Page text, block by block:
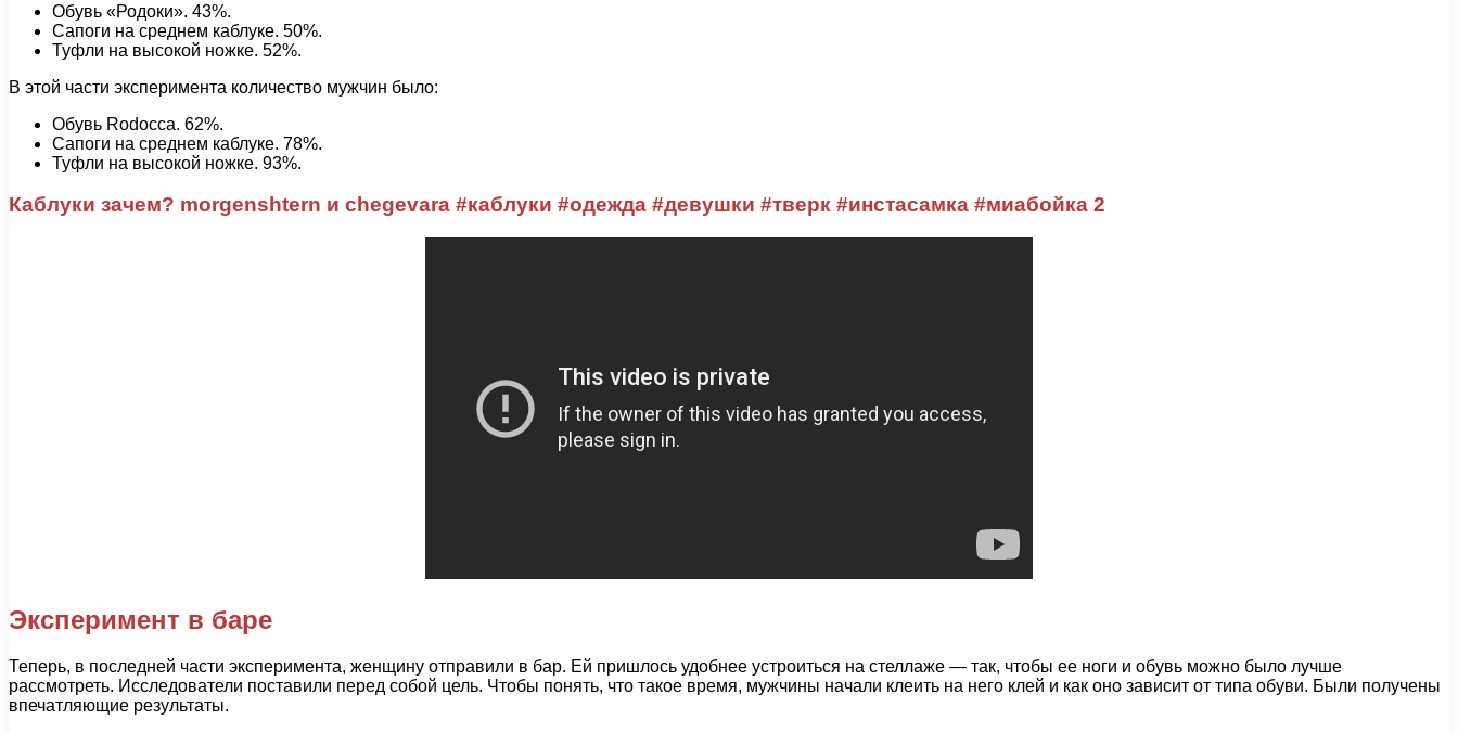
Обувь «Родоки». 43%.
Сапоги на среднем каблуке. 50%.
Туфли на высокой ножке. 52%.
В этой части эксперимента количество мужчин было:
Обувь Rodocca. 62%.
Сапоги на среднем каблуке. 78%.
Туфли на высокой ножке. 93%.
Каблуки зачем? morgenshtern и chegevara #каблуки #одежда #девушки #тверк #инстасамка #миабойка 2
Эксперимент в баре
Теперь, в последней части эксперимента, женщину отправили в бар. Ей пришлось удобнее устроиться на стеллаже — так, чтобы ее ноги и обувь можно было лучше
рассмотреть. Исследователи поставили перед собой цель. Чтобы понять, что такое время, мужчины начали клеить на него клей и как оно зависит от типа обуви. Были получены
впечатляющие результаты.